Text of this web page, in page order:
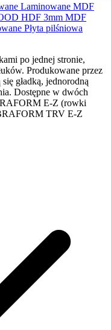
Laminowane MDF
HDF 3mm MDF
Płyta pilśniowa
po jednej stronie,
Produkowane przez
gładką, jednorodną
Dostępne w dwóch
E-Z (rowki
TRV E-Z